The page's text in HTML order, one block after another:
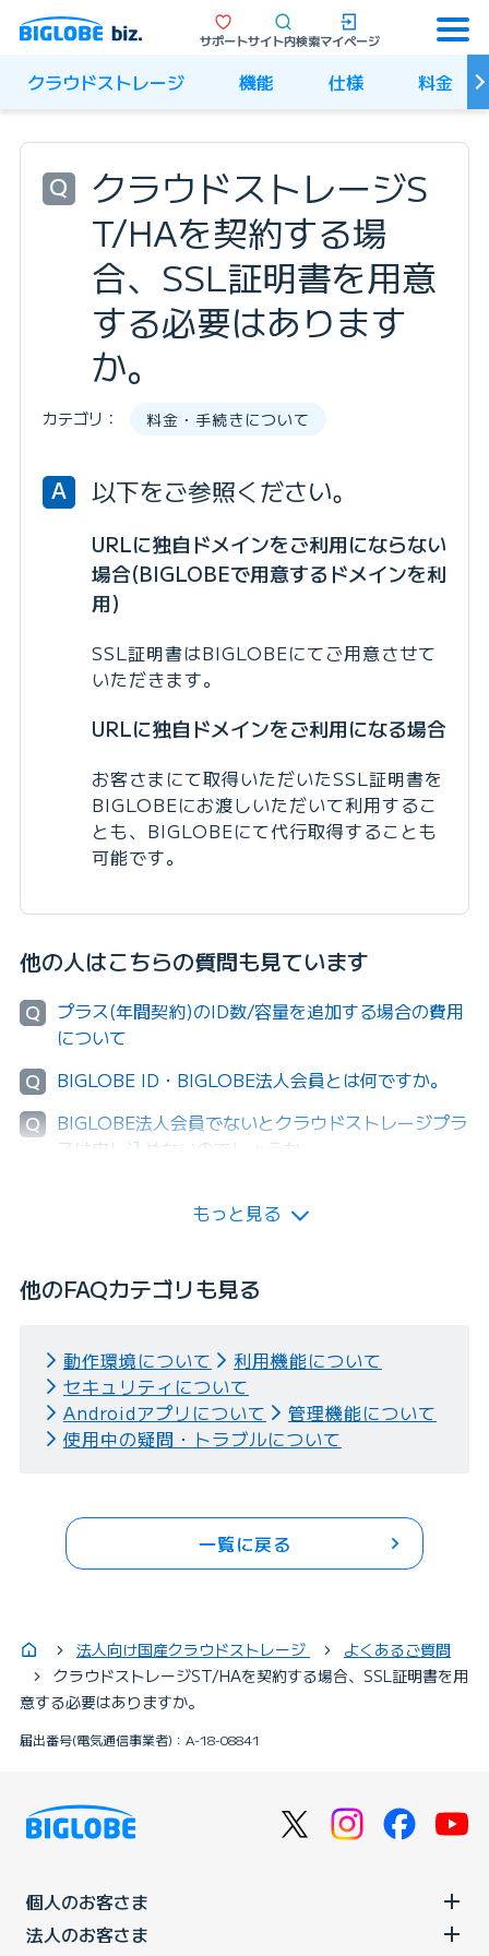
サポートサイト内検索マイページ
クラウドストレージ 機能 仕様 料金
Q
クラウドストレージS
T/HAを契約する場
合、SSL証明書を用意
する必要はあります
か。
カテゴリ： 料金・手続きについて
A 以下をご参照ください。
URLに独自ドメインをご利用にならない
場合(BIGLOBEで用意するドメインを利
用)
SSL証明書はBIGLOBEにてご用意させて
いただきます。
URLに独自ドメインをご利用になる場合
お客さまにて取得いただいたSSL証明書を
BIGLOBEにお渡しいただいて利用するこ
とも、BIGLOBEにて代行取得することも
可能です。
他の人はこちらの質問も見ています
Q
プラス(年間契約)のID数/容量を追加する場合の費用
について
Q
BIGLOBE ID・BIGLOBE法人会員とは何ですか。
Q
BIGLOBE法人会員でないとクラウドストレージプラ
スは申し込めないのでしょうか。
もっと見る
他のFAQカテゴリも見る
動作環境について
利用機能について
セキュリティについて
Androidアプリについて
管理機能について
使用中の疑問・トラブルについて
一覧に戻る
法人向け国産クラウドストレージ
よくあるご質問
クラウドストレージST/HAを契約する場合、SSL証明書を用
意する必要はありますか。
届出番号(電気通信事業者)：A-18-08841
個人のお客さま
法人のお客さま